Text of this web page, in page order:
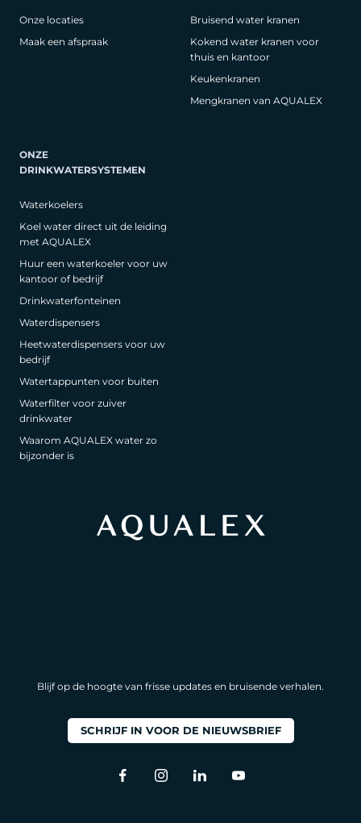
Onze locaties
Maak een afspraak
Bruisend water kranen
Kokend water kranen voor
thuis en kantoor
Keukenkranen
Mengkranen van AQUALEX
ONZE
DRINKWATERSYSTEMEN
Waterkoelers
Koel water direct uit de leiding
met AQUALEX
Huur een waterkoeler voor uw
kantoor of bedrijf
Drinkwaterfonteinen
Waterdispensers
Heetwaterdispensers voor uw
bedrijf
Watertappunten voor buiten
Waterfilter voor zuiver
drinkwater
Waarom AQUALEX water zo
bijzonder is
Blijf op de hoogte van frisse updates en bruisende verhalen.
SCHRIJF IN VOOR DE NIEUWSBRIEF